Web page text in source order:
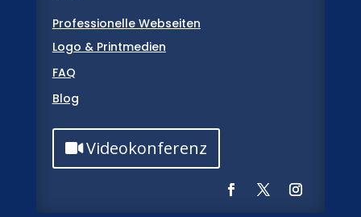
Professionelle Webseiten
Logo & Printmedien
FAQ
Blog
Videokonferenz